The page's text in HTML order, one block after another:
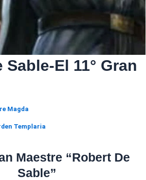
Sable-El 11° Gran
Magda
Templaria
Maestre “Robert De
Sable”